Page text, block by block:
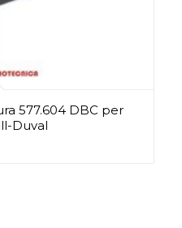
577.604 DBC per
Duval